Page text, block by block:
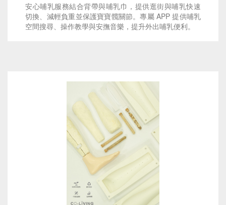
安心哺乳服務結合背帶與哺乳巾，提供逛街與哺乳快速
切換、減輕負重並保護寶寶髖關節。專屬 APP 提供哺乳
空間搜尋、操作教學與安撫音樂，提升外出哺乳便利。